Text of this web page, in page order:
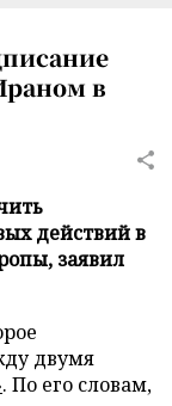
в
действий в
заявил
двумя
. По его словам,